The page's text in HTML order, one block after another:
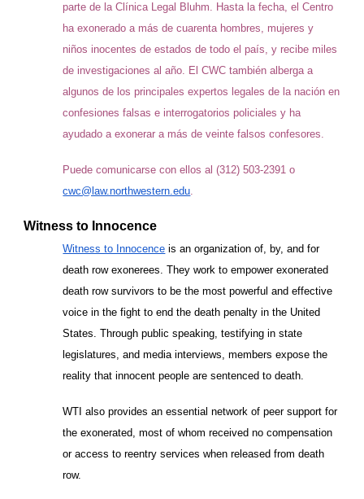
parte de la Clínica Legal Bluhm. Hasta la fecha, el Centro
ha exonerado a más de cuarenta hombres, mujeres y
niños inocentes de estados de todo el país, y recibe miles
de investigaciones al año. El CWC también alberga a
algunos de los principales expertos legales de la nación en
confesiones falsas e interrogatorios policiales y ha
ayudado a exonerar a más de veinte falsos confesores.
Puede comunicarse con ellos al (312) 503-2391 o
cwc@law.northwestern.edu.
Witness to Innocence
Witness to Innocence is an organization of, by, and for
death row exonerees. They work to empower exonerated
death row survivors to be the most powerful and effective
voice in the fight to end the death penalty in the United
States. Through public speaking, testifying in state
legislatures, and media interviews, members expose the
reality that innocent people are sentenced to death.
WTI also provides an essential network of peer support for
the exonerated, most of whom received no compensation
or access to reentry services when released from death
row.